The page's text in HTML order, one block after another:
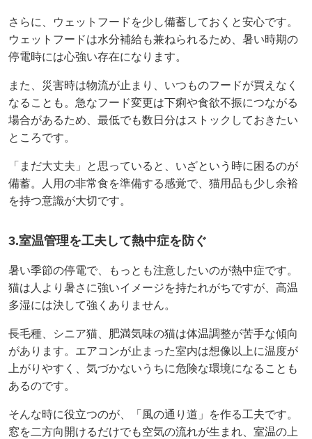
さらに、ウェットフードを少し備蓄しておくと安心です。
ウェットフードは水分補給も兼ねられるため、暑い時期の
停電時には心強い存在になります。
また、災害時は物流が止まり、いつものフードが買えなく
なることも。急なフード変更は下痢や食欲不振につながる
場合があるため、最低でも数日分はストックしておきたい
ところです。
「まだ大丈夫」と思っていると、いざという時に困るのが
備蓄。人用の非常食を準備する感覚で、猫用品も少し余裕
を持つ意識が大切です。
3.室温管理を工夫して熱中症を防ぐ
暑い季節の停電で、もっとも注意したいのが熱中症です。
猫は人より暑さに強いイメージを持たれがちですが、高温
多湿には決して強くありません。
長毛種、シニア猫、肥満気味の猫は体温調整が苦手な傾向
があります。エアコンが止まった室内は想像以上に温度が
上がりやすく、気づかないうちに危険な環境になることも
あるのです。
そんな時に役立つのが、「風の通り道」を作る工夫です。
窓を二方向開けるだけでも空気の流れが生まれ、室温の上